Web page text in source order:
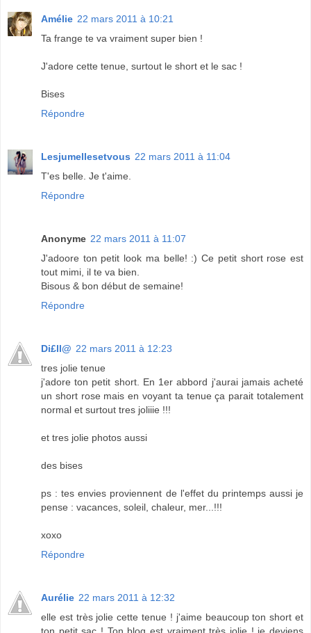
Amélie 22 mars 2011 à 10:21
Ta frange te va vraiment super bien !
J'adore cette tenue, surtout le short et le sac !
Bises
Répondre
Lesjumellesetvous 22 mars 2011 à 11:04
T'es belle. Je t'aime.
Répondre
Anonyme 22 mars 2011 à 11:07
J'adoore ton petit look ma belle! :) Ce petit short rose est
tout mimi, il te va bien.
Bisous & bon début de semaine!
Répondre
Di£ll@ 22 mars 2011 à 12:23
tres jolie tenue
j'adore ton petit short. En 1er abbord j'aurai jamais acheté
un short rose mais en voyant ta tenue ça parait totalement
normal et surtout tres joliiie !!!
et tres jolie photos aussi
des bises
ps : tes envies proviennent de l'effet du printemps aussi je
pense : vacances, soleil, chaleur, mer...!!!
xoxo
Répondre
Aurélie 22 mars 2011 à 12:32
elle est très jolie cette tenue ! j'aime beaucoup ton short et